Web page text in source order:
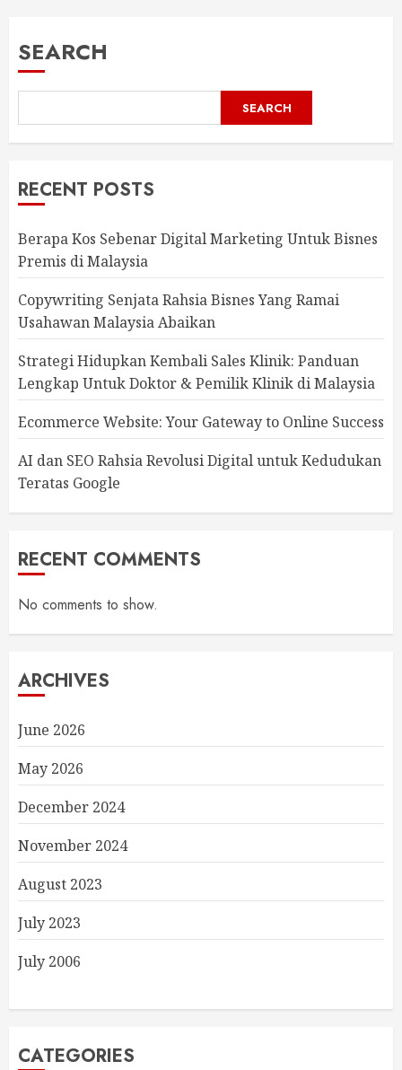
SEARCH
SEARCH
RECENT POSTS
Berapa Kos Sebenar Digital Marketing Untuk Bisnes
Premis di Malaysia
Copywriting Senjata Rahsia Bisnes Yang Ramai
Usahawan Malaysia Abaikan
Strategi Hidupkan Kembali Sales Klinik: Panduan
Lengkap Untuk Doktor & Pemilik Klinik di Malaysia
Ecommerce Website: Your Gateway to Online Success
AI dan SEO Rahsia Revolusi Digital untuk Kedudukan
Teratas Google
RECENT COMMENTS
No comments to show.
ARCHIVES
June 2026
May 2026
December 2024
November 2024
August 2023
July 2023
July 2006
CATEGORIES